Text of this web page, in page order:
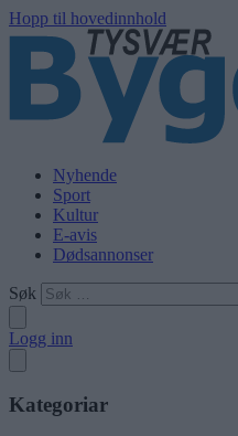
Hopp til hovedinnhold
Nyhende
Sport
Kultur
E-avis
Dødsannonser
Søk
Logg inn
Kategoriar